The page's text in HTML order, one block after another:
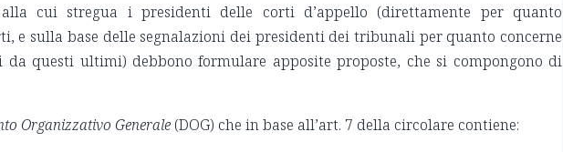
cui stregua i presidenti delle corti d’appello (direttamente per quanto
e sulla base delle segnalazioni dei presidenti dei tribunali per quanto concerne
questi ultimi) debbono formulare apposite proposte, che si compongono di
Organizzativo Generale (DOG) che in base all’art. 7 della circolare contiene: